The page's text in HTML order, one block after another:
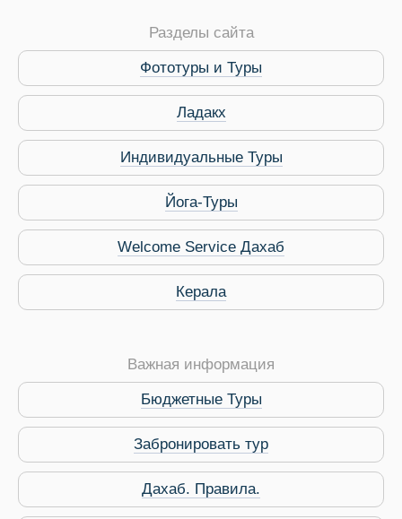
Service Дахаб
Путеводитель по
Разделы сайта
Фототуры и Туры
Ладакх
Индивидуальные Туры
Йога-Туры
Welcome Service Дахаб
Керала
Важная информация
Бюджетные Туры
Забронировать тур
Дахаб. Правила.